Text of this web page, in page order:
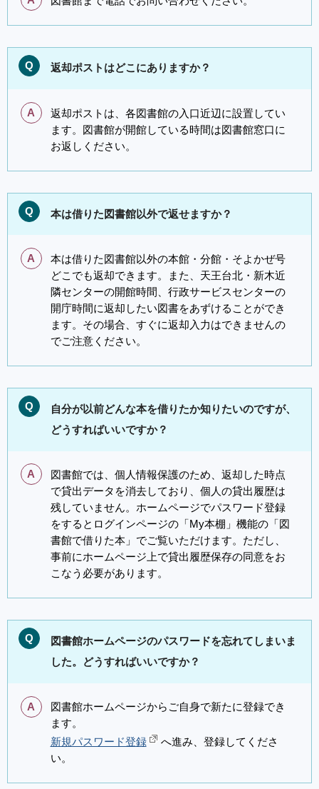
Q 返却ポストはどこにありますか？
A
返却ポストは、各図書館の入口近辺に設置してい
ます。図書館が開館している時間は図書館窓口に
お返しください。
Q 本は借りた図書館以外で返せますか？
A
本は借りた図書館以外の本館・分館・そよかぜ号
どこでも返却できます。また、天王台北・新木近
隣センターの開館時間、行政サービスセンターの
開庁時間に返却したい図書をあずけることができ
ます。その場合、すぐに返却入力はできませんの
でご注意ください。
Q
自分が以前どんな本を借りたか知りたいのですが、
どうすればいいですか？
A
図書館では、個人情報保護のため、返却した時点
で貸出データを消去しており、個人の貸出履歴は
残していません。ホームページでパスワード登録
をするとログインページの「My本棚」機能の「図
書館で借りた本」でご覧いただけます。ただし、
事前にホームページ上で貸出履歴保存の同意をお
こなう必要があります。
Q
図書館ホームページのパスワードを忘れてしまいま
した。どうすればいいですか？
A
図書館ホームページからご自身で新たに登録でき
ます。
新規パスワード登録
へ進み、登録してくださ
い。